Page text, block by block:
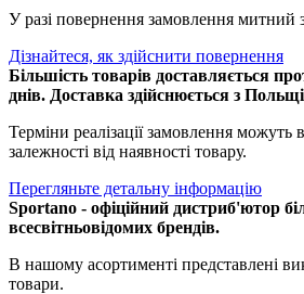
У разі повернення замовлення митний
Дізнайтеся, як здійснити повернення
Більшість товарів доставляється
днів. Доставка здійснюється з
Терміни реалізації замовлення можуть
залежності від наявності товару.
Перегляньте детальну інформацію
Sportano - офіційний дистриб'ютор
всесвітньовідомих брендів.
В нашому асортименті представлені
товари.